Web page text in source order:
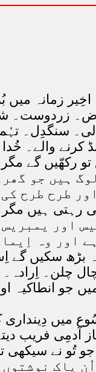
زمانہ میں
زردوست۔
سنگدِل۔
کرنے
رکھّیں گے
ہیں جو
طرح طرح
رہتی ہیں
اور
اور وہ
بڑھ سکیں گے
چال چلن۔
جو انطاکیہ
میں
آدمِی فریب
تُو نے سیکھی
پاک